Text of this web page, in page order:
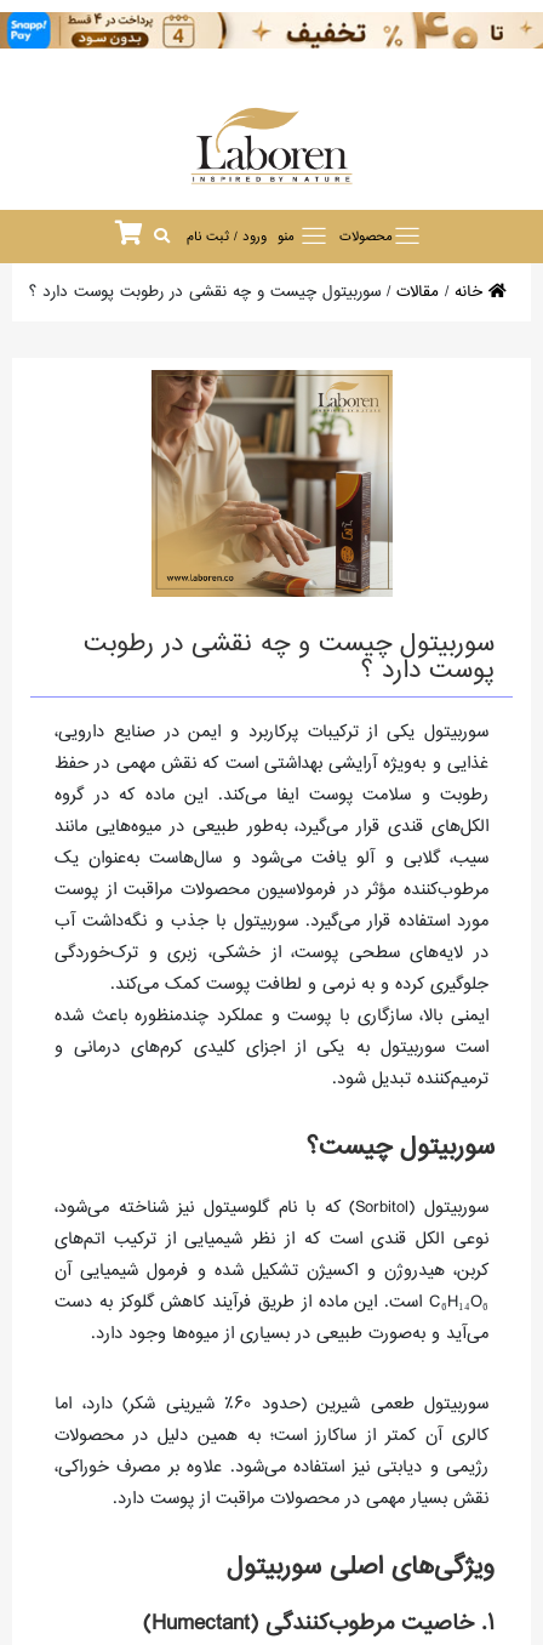
محصولات منو ورود / ثبت نام
خانه/ مقالات/ سوربیتول چیست و چه نقشی در رطوبت پوست دارد ؟
سوربیتول چیست و چه نقشی در رطوبت
پوست دارد ؟
سوربیتول یکی از ترکیبات پرکاربرد و ایمن در صنایع دارویی،
غذایی و به‌ویژه آرایشی‌ ‌بهداشتی است که نقش مهمی در حفظ
رطوبت و سلامت پوست ایفا می‌کند. این ماده که در گروه
الکل‌های قندی قرار می‌گیرد، به‌طور طبیعی در میوه‌هایی مانند
سیب، گلابی و آلو یافت می‌شود و سال‌هاست به‌عنوان یک
مرطوب‌کننده مؤثر در فرمولاسیون محصولات مراقبت از پوست
مورد استفاده قرار می‌گیرد. سوربیتول با جذب و نگه‌داشت آب
در لایه‌های سطحی پوست، از خشکی، زبری و ترک‌خوردگی
جلوگیری کرده و به نرمی و لطافت پوست کمک می‌کند.
ایمنی بالا، سازگاری با پوست و عملکرد چندمنظوره باعث شده
است سوربیتول به یکی از اجزای کلیدی کرم‌های درمانی و
ترمیم‌کننده تبدیل شود.
سوربیتول چیست؟
سوربیتول (Sorbitol) که با نام گلوسیتول نیز شناخته می‌شود،
نوعی الکل قندی است که از نظر شیمیایی از ترکیب اتم‌های
کربن، هیدروژن و اکسیژن تشکیل شده و فرمول شیمیایی آن
C₆H₁₄O₆ است. این ماده از طریق فرآیند کاهش گلوکز به دست
می‌آید و به‌صورت طبیعی در بسیاری از میوه‌ها وجود دارد.
سوربیتول طعمی شیرین (حدود ۶۰٪ شیرینی شکر) دارد، اما
کالری آن کمتر از ساکارز است؛ به همین دلیل در محصولات
رژیمی و دیابتی نیز استفاده می‌شود. علاوه بر مصرف خوراکی،
نقش بسیار مهمی در محصولات مراقبت از پوست دارد.
ویژگی‌های اصلی سوربیتول
۱. خاصیت مرطوب‌کنندگی (Humectant)